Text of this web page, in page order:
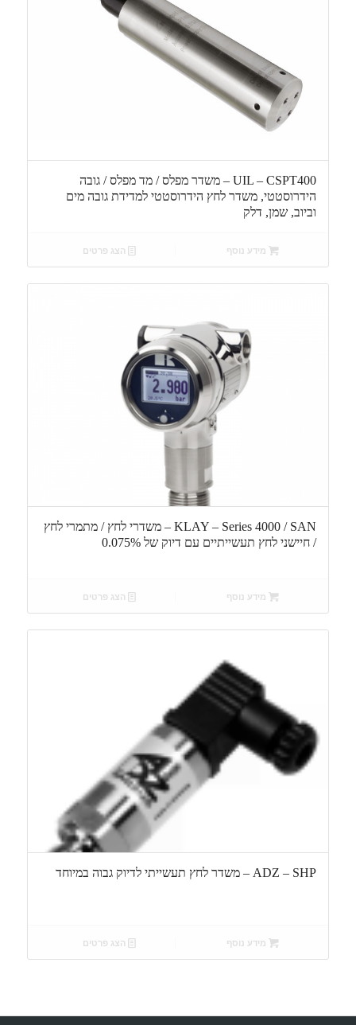
UIL – CSPT400 – משדר מפלס / מד מפלס / גובה
הידרוסטטי, משדר לחץ הידרוסטטי למדידת גובה מים
וביוב, שמן, דלק
מידע נוסף הצג פרטים
KLAY – Series 4000 / SAN – משדרי לחץ / מתמרי לחץ
/ חיישני לחץ תעשייתיים עם דיוק של 0.075%
מידע נוסף הצג פרטים
ADZ – SHP – משדר לחץ תעשייתי לדיוק גבוה במיוחד
מידע נוסף הצג פרטים